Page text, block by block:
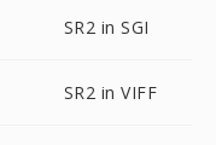
SR2 in SGI
SR2 in VIFF